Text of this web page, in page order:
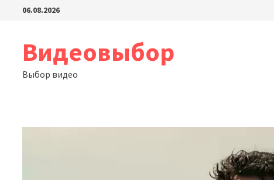
Перейти06.08.2026
Видеовыбор
Выбор видео